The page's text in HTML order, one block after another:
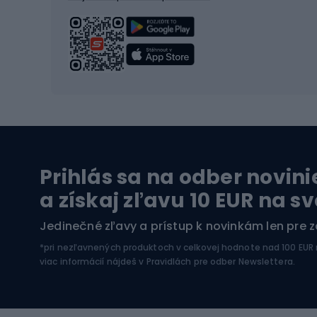
Turistická obuv
Trekingová obuv
Plavky
SUP dosky
Prihlás sa na odber
a získaj zľavu 10 EUR na
Jedinečné zľavy a prístup k novinkám len pre
*pri nezľavnených produktoch v celkovej hodnote nad 100
viac informácií nájdeš v Pravidlách pre odber Newslettera.